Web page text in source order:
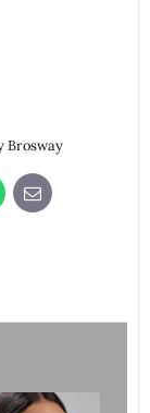
Brosway
E-
mail